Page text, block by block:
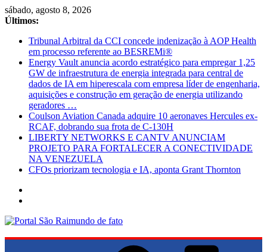
Pular
para
conteúdo
sábado, agosto 8, 2026
Últimos:
Tribunal Arbitral da CCI concede indenização à AOP Health
em processo referente ao BESREMi®
Energy Vault anuncia acordo estratégico para empregar 1,25
GW de infraestrutura de energia integrada para central de
dados de IA em hiperescala com empresa líder de engenharia,
aquisições e construção em geração de energia utilizando
geradores …
Coulson Aviation Canada adquire 10 aeronaves Hercules ex-
RCAF, dobrando sua frota de C-130H
LIBERTY NETWORKS E CANTV ANUNCIAM
PROJETO PARA FORTALECER A CONECTIVIDADE
NA VENEZUELA
CFOs priorizam tecnologia e IA, aponta Grant Thornton